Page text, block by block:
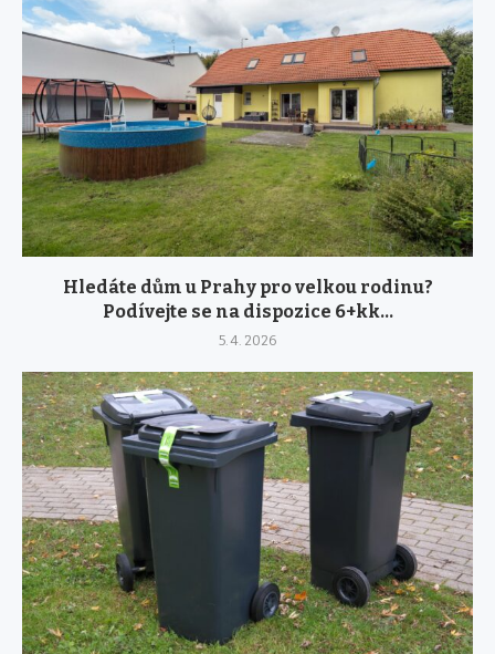
Hledáte dům u Prahy pro velkou rodinu?
Podívejte se na dispozice 6+kk...
5. 4. 2026